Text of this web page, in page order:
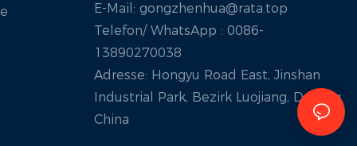
E-Mail: gongzhenhua@rata.top
Telefon/ WhatsApp : 0086-
13890270038
Adresse: Hongyu Road East, Jinshan
Industrial Park, Bezirk Luojiang, Deyang.
China